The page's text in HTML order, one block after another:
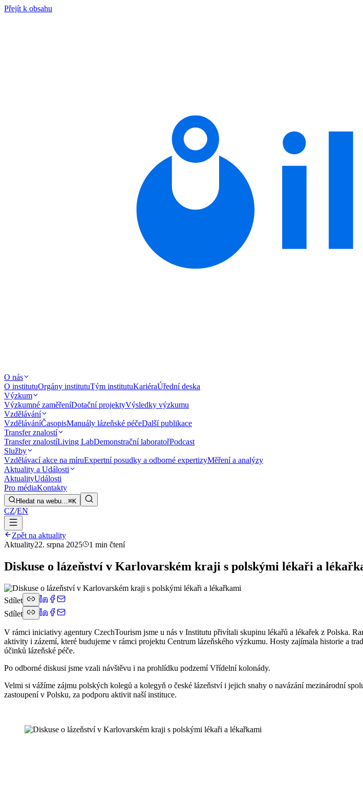
Přejít k obsahu
O nás
O institutuOrgány institutuTým institutuKariéraÚřední deska
Výzkum
Výzkumné zaměřeníDotační projektyVýsledky výzkumu
Vzdělávání
VzděláváníČasopisManuály lázeňské péčeDalší publikace
Transfer znalostí
Transfer znalostíLiving LabDemonstrační laboratořPodcast
Služby
Vzdělávací akce na míruExpertní posudky a odborné expertizyMěření a analýzy
Aktuality a Události
AktualityUdálosti
Pro médiaKontakty
Hledat na webu…⌘K
CZ/EN
Zpět na aktuality
Aktuality22. srpna 2025 1 min čtení
Diskuse o lázeňství v Karlovarském kraji s polskými lékaři a
Sdílet
Sdílet
V rámci iniciativy agentury CzechTourism jsme u nás v Institutu přivítali skupinu lékařů a lékařek z Polska.
aktivity i zázemí, které budujeme v rámci projektu Centrum lázeňského výzkumu. Hosty zajímala historie a
účinků lázeňské péče.
Po odborné diskusi jsme vzali návštěvu i na prohlídku podzemí Vřídelní kolonády.
Velmi si vážíme zájmu polských kolegů a kolegyň o české lázeňství i jejich snahy o navázání mezinárodní
zastoupení v Polsku, za podporu aktivit naší instituce.